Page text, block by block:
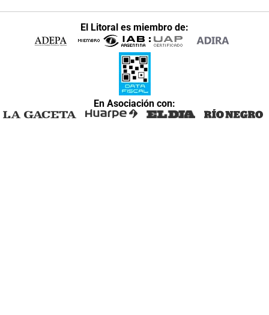
El Litoral es miembro de:
En Asociación con: